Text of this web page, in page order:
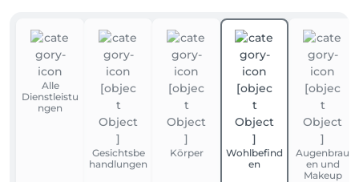
Alle
Dienstleistu
ngen
Gesichtsbe
handlungen
Körper
Wohlbefind
en
Augenbrau
en und
Makeup